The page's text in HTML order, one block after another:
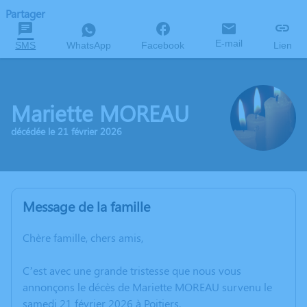
Partager
SMS WhatsApp Facebook E-mail Lien
Mariette MOREAU
décédée le 21 février 2026
Message de la famille
Chère famille, chers amis,
C’est avec une grande tristesse que nous vous
annonçons le décès de Mariette MOREAU survenu le
samedi 21 février 2026 à Poitiers.